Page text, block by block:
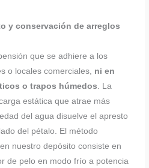
y conservación de arreglos
que se adhiere a los
o locales comerciales, ni en
o trapos húmedos . La
estática que atrae más
del agua disuelve el apresto
del pétalo. El método
nuestro depósito consiste en
de pelo en modo frío a potencia